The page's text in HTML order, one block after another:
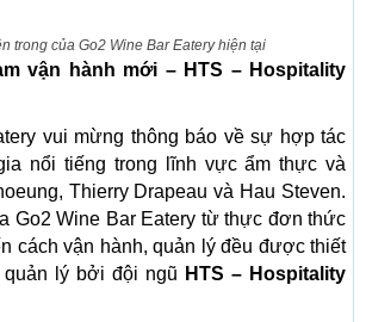
trong của Go2 Wine Bar Eatery hiện tại
vận hành mới – HTS – Hospitality
vui mừng thông báo về sự hợp tác
nổi tiếng trong lĩnh vực ẩm thực và
Thierry Drapeau và Hau Steven.
Go2 Wine Bar Eatery từ thực đơn thức
cách vận hành, quản lý đều được thiết
quản lý bởi đội ngũ HTS – Hospitality